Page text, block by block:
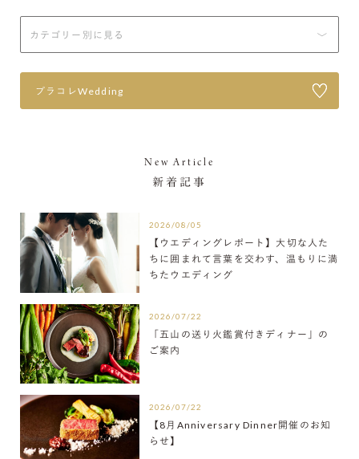
プラコレWedding
New Article
新着記事
2026/08/05
【ウエディングレポート】大切な人た
ちに囲まれて言葉を交わす、温もりに満
ちたウエディング
2026/07/22
「五山の送り火鑑賞付きディナー」の
ご案内
2026/07/22
【8月Anniversary Dinner開催のお知
らせ】